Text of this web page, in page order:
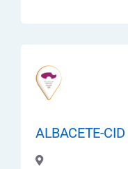
ALBACETE-CID